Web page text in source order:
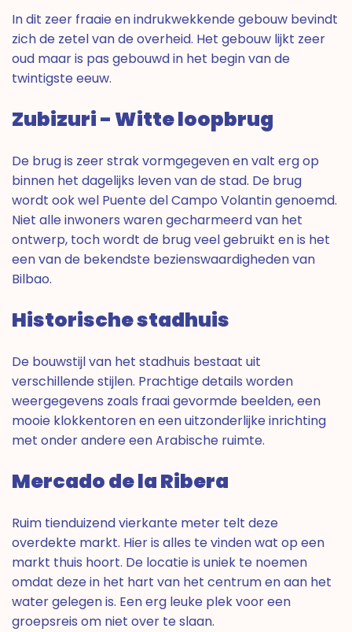
In dit zeer fraaie en indrukwekkende gebouw bevindt
zich de zetel van de overheid. Het gebouw lijkt zeer
oud maar is pas gebouwd in het begin van de
twintigste eeuw.
Zubizuri - Witte loopbrug
De brug is zeer strak vormgegeven en valt erg op
binnen het dagelijks leven van de stad. De brug
wordt ook wel Puente del Campo Volantin genoemd.
Niet alle inwoners waren gecharmeerd van het
ontwerp, toch wordt de brug veel gebruikt en is het
een van de bekendste bezienswaardigheden van
Bilbao.
Historische stadhuis
De bouwstijl van het stadhuis bestaat uit
verschillende stijlen. Prachtige details worden
weergegevens zoals fraai gevormde beelden, een
mooie klokkentoren en een uitzonderlijke inrichting
met onder andere een Arabische ruimte.
Mercado de la Ribera
Ruim tienduizend vierkante meter telt deze
overdekte markt. Hier is alles te vinden wat op een
markt thuis hoort. De locatie is uniek te noemen
omdat deze in het hart van het centrum en aan het
water gelegen is. Een erg leuke plek voor een
groepsreis om niet over te slaan.